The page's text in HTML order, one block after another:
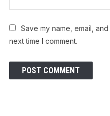
Save my name, email,
next time I comment.